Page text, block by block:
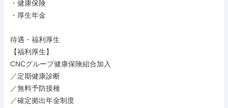
・健康保険
・厚生年金
待遇・福利厚生
【福利厚生】
CNCグループ健康保険組合加入
／定期健康診断
／無料予防接種
／確定拠出年金制度